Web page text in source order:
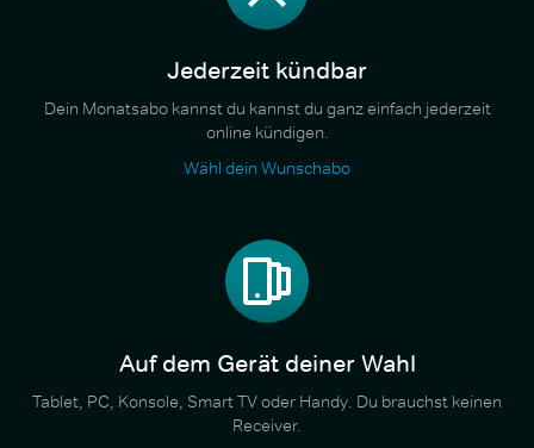
Jederzeit kündbar
Dein Monatsabo kannst du kannst du ganz einfach jederzeit
online kündigen.
Wähl dein Wunschabo
Auf dem Gerät deiner Wahl
Tablet, PC, Konsole, Smart TV oder Handy. Du brauchst keinen
Receiver.